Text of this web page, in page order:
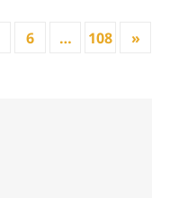
6 … 108 »